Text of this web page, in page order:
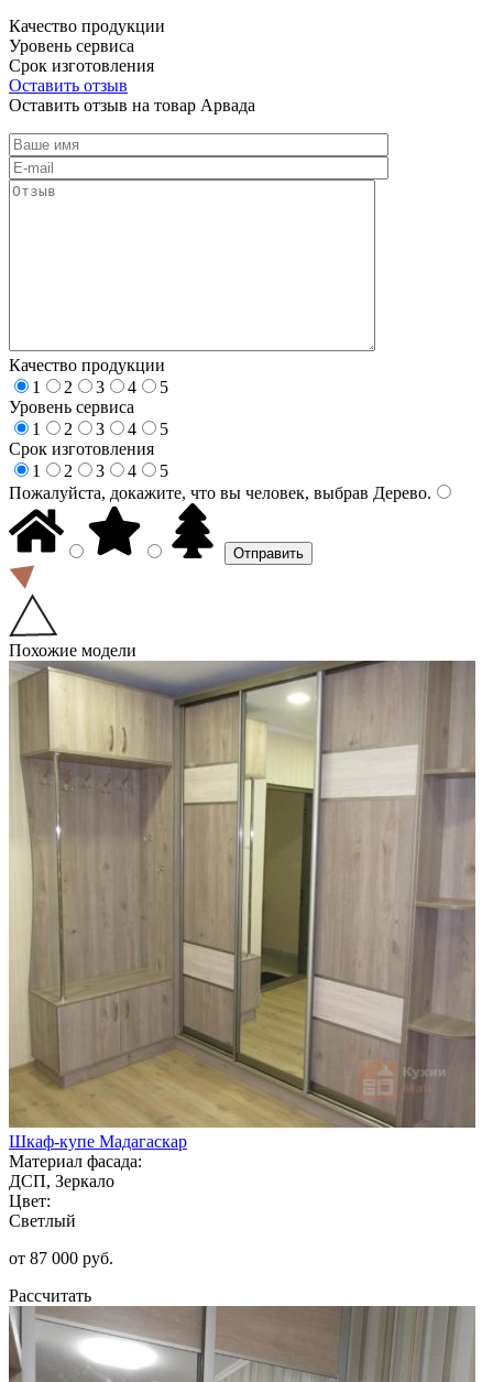
Качество продукции
Уровень сервиса
Срок изготовления
Оставить отзыв
Оставить отзыв на товар Арвада
Качество продукции
1
2 3 4
5
Уровень сервиса
1
2 3 4
5
Срок изготовления
1
2 3 4
5
Пожалуйста, докажите, что вы человек, выбрав Дерево.
Похожие модели
Шкаф-купе Мадагаскар
Материал фасада:
ДСП, Зеркало
Цвет:
Светлый
от 87 000 руб.
Рассчитать